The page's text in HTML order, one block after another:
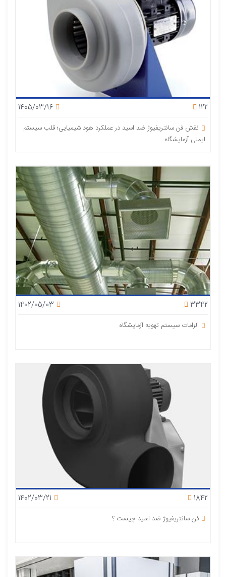
1405/03/16 122
نقش فن سانتریفیوژ ضد اسید در عملکرد هود شیمیایی؛ قلب سیستم
ایمنی آزمایشگاه
1402/05/03 3342
الزامات سیستم تهویه آزمایشگاه
1402/03/21 1842
فن سانتریفیوژ ضد اسید چیست ؟